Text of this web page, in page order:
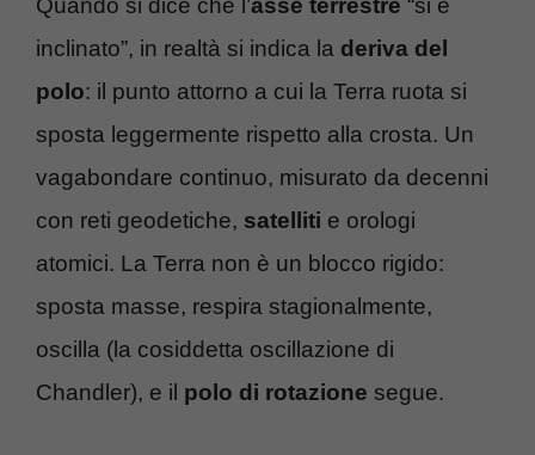
Quando si dice che l’asse terrestre “si è
inclinato”, in realtà si indica la deriva del
polo: il punto attorno a cui la Terra ruota si
sposta leggermente rispetto alla crosta. Un
vagabondare continuo, misurato da decenni
con reti geodetiche, satelliti e orologi
atomici. La Terra non è un blocco rigido:
sposta masse, respira stagionalmente,
oscilla (la cosiddetta oscillazione di
Chandler), e il polo di rotazione segue.